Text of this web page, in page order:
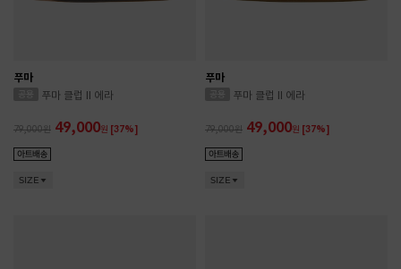
푸마
푸마 클럽 II 에라
79,000 49,000원 [37%]
SIZE
푸마
푸마 클럽 II 에라
79,000 49,000원 [37%]
SIZE